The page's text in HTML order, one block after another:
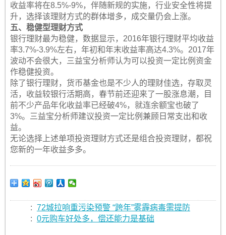
收益率将在8.5%-9%，伴随新规的实施，行业安全性将提
升，选择该理财方式的群体增多，成交量仍会上涨。
五、稳健型理财方式
银行理财最为稳健，数据显示，2016年银行理财平均收益
率3.7%-3.9%左右，年初和年末收益率高达4.3%。2017年
波动不会很大，三益宝分析师认为可以投资一定比例资金
作稳健投资。
除了银行理财，货币基金也是不少人的理财佳选，存取灵
活，收益较银行活期高，春节前还迎来了一股涨息潮，目
前不少产品年化收益率已经破4%，就连余额宝也破了
3%。三益宝分析师建议投资一定比例兼顾日常支出和收
益。
无论选择上述单项投资理财方式还是组合投资理财，都祝
您新的一年收益多多。
: 72城拉响重污染预警 “跨年”雾霾病毒需提防
: 0元购车好处多，偿还能力是基础